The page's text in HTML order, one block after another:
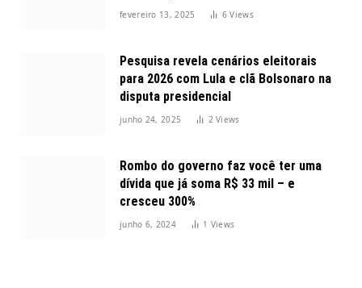
2025
fevereiro 13, 2025 6Views
Pesquisa revela cenários eleitorais
para 2026 com Lula e clã Bolsonaro na
disputa presidencial
junho 24, 2025 2Views
Rombo do governo faz você ter uma
dívida que já soma R$ 33 mil – e
cresceu 300%
junho 6, 2024 1 Views